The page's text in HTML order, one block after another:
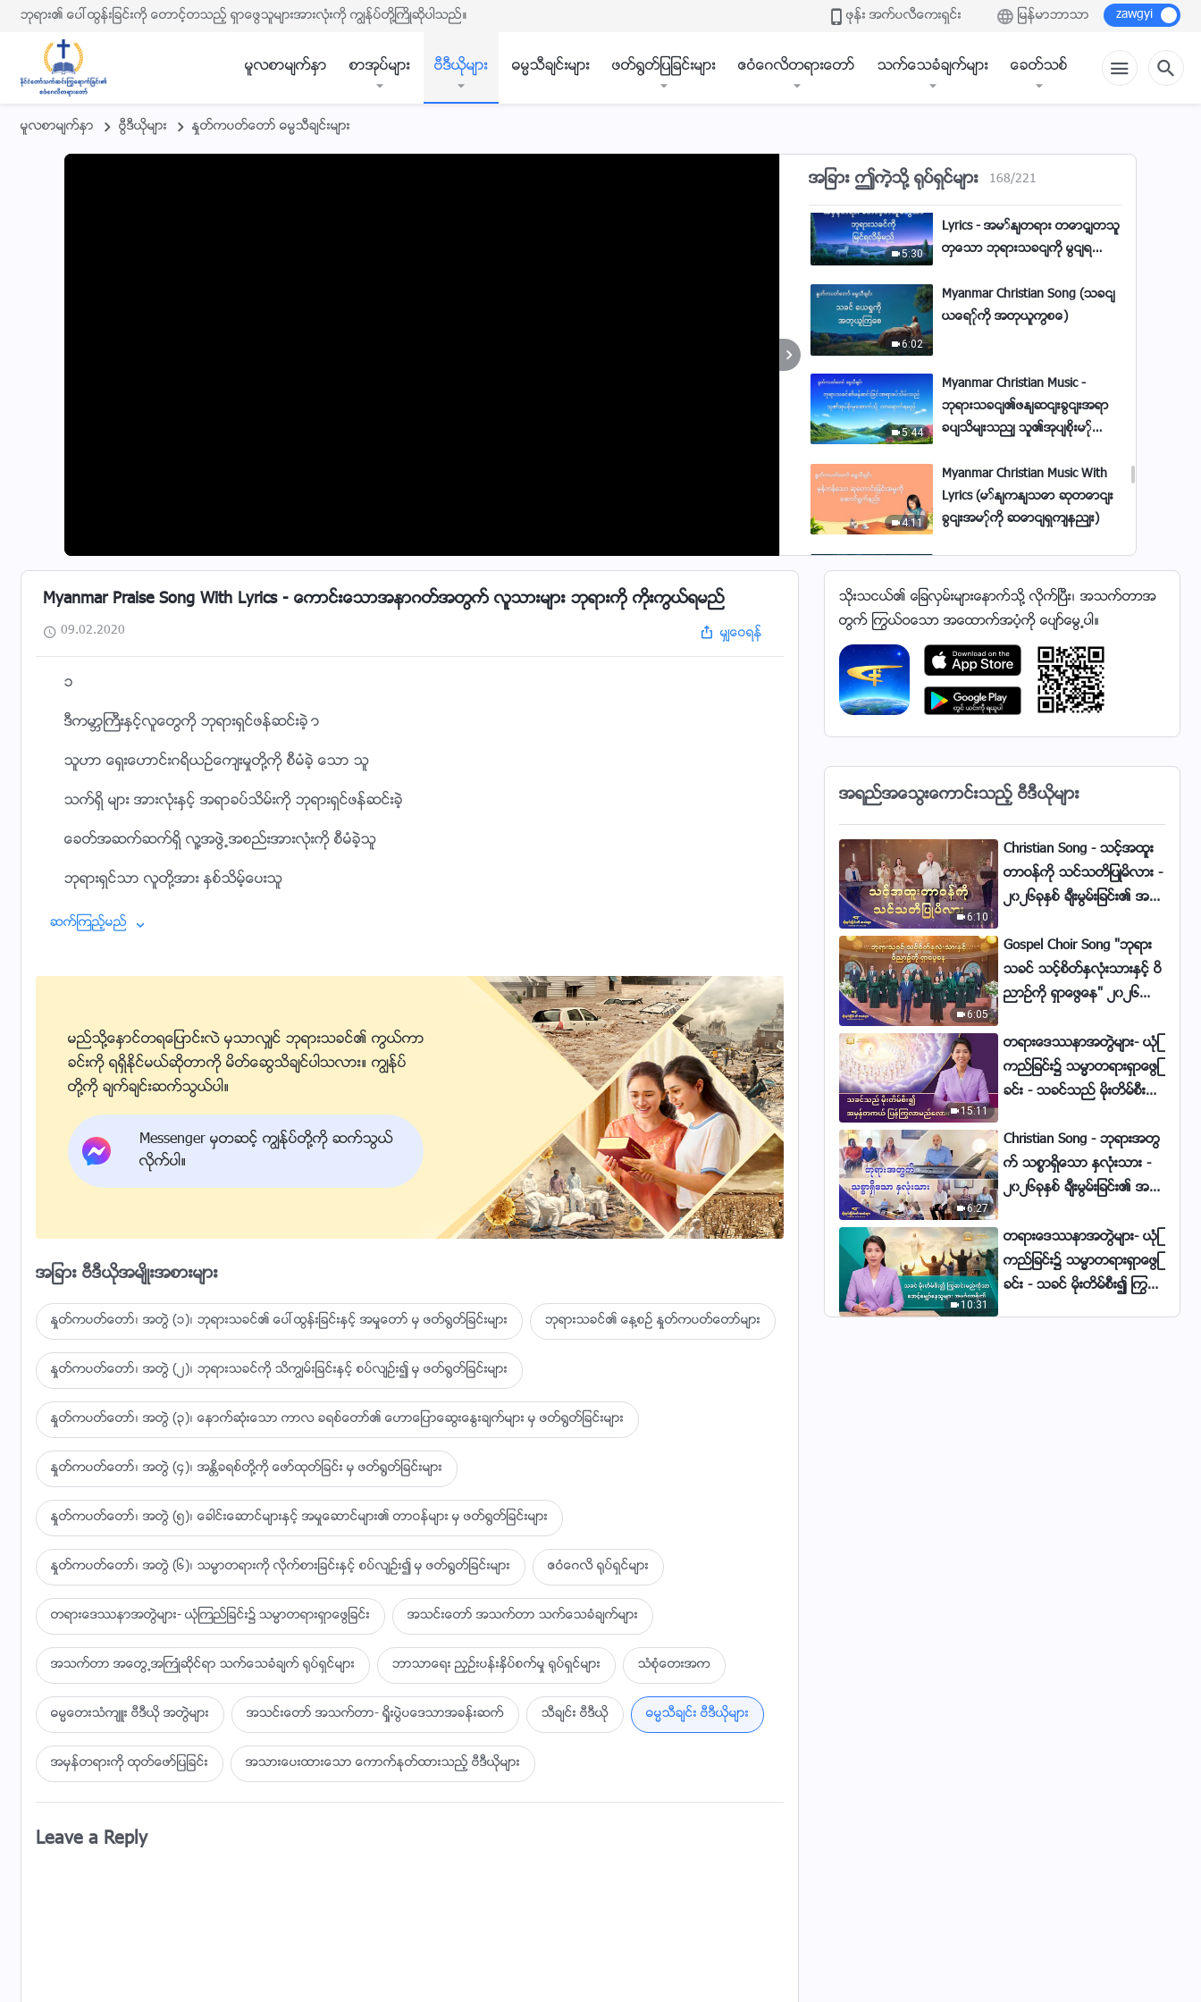
ဘုရား၏ ေပၚထြန္းျခင္းကို ေတာင့္တသည့္ ရွာေဖြသူမ်ားအားလုံးကို ကြၽန္ုပ္တို႔ႀကိဳဆိုပါသည္။ ဖုန္း အက္ပလီေကးရွင္း ျမန္မာဘာသာ
မူလစာမ်က္ႏွာ စာအုပ္မ်ား ဗီဒီယိုမ်ား ဓမၼသီခ်င္းမ်ား ဖတ္႐ြတ္ျပျခင္းမ်ား ဧဝံေဂလိတရားေတာ္ သက္ေသခံခ်က္မ်ား ေခတ္သစ္
မူလစာမ်က္ႏွာ ဗြီဒီယိုမ်ား ႏႈတ္ကပတ္ေတာ္ ဓမၼသီခ်င္းမ်ား
အျခား ဤကဲ့သို႔ ႐ုပ္ရွင္မ်ား 168/221
4:52
Myanmar Praise Song With
တို့ လိုက်လျှောက်သင့်သော
အတွက် လူသားများ ဘုရားကို
ကိုးကွယ်ရမည်
5:30
Myanmar Praise Song With
Lyrics - အမှန်တရား တောင့်တသူ
တွေသာ ဘုရားသခင်ကို မြင်ရ
6:02
Myanmar Christian Song (သခင်
ယေရှုကို အတုယူကြစေ)
5:44
Myanmar Christian Music -
ဘုရားသခင်၏ဖန်ဆင်းခြင်းအရာ
ခပ်သိမ်းသည် သူ၏အုပ်စိုးမှု
4:11
Myanmar Christian Music With
Lyrics (မှန်ကန်သော ဆုတောင်း
ခြင်းအမှုကို ဆောင်ရွက်နည်း)
1:14:22
4:00
Myanmar Christian Music With
Lyrics - မှန်ကန်သော ဘဝလမ်း
ပေါ်သို့ ကျွန်ုပ်တို့ ဝင်ရောက်ခဲ့ပြီ
5:03
Lyrics - ဘုရားဟာလူသားတို့
အတွက် ပိုလှပတဲ့မနက်ဖြန်ကို
ဖန်ဆင်းပေး
4:27
Lyrics - ဘုရား၏လူအားလုံး စိတ်
ခံစားချက်တို့ကို ရင်ဖွင့်
4:34
Myanmar Gospel Music - ဘုရား
ပေါ်ထွန်းခြင်း၏ရည်ရွယ်ချက်
3:38
Myanmar Christian Song With
Lyrics - ဘုရားသခင်ကို သိကျွမ်း
ခြင်း အကျိုးရလဒ်
5:16
Myanmar Praise Song -
ဘုရားသခင်၏ဒဏ်ခတ်ခြင်းနှင့်
စစ်ကြောခြင်းကို ချစ်ခြင်းမေတ္တာ
ဟူ၍ သိမှတ်ပါ
3:49
Myanmar Praise Song With
Lyrics - ဘုရားသခင်ရဲ့သြဇာ
အာဏာ အတုမရှိ
Myanmar Christian Song - အရာ
အားလုံးထက် ဘုရားအပေါ် သင်
Myanmar Praise Song With Lyrics - ေကာင္းေသာအနာဂတ္အတြက္ လူသားမ်ား ဘုရားကို ကိုးကြယ္ရမည္
09.02.2020 မွ်ေဝရန္
၁
ဒီကမာၻႀကီးႏွင့္လူေတြကို ဘုရားရွင္ဖန္ဆင္းခဲ့ ာ
သူဟာ ေရွးေဟာင္းဂရိယဥ္ေက်းမႈတို႔ကို စီမံခဲ့ ေသာ သူ
သက္ရွိ မ်ား အားလုံးႏွင့္ အရာခပ္သိမ္းကို ဘုရားရွင္ဖန္ဆင္းခဲ့
ေခတ္အဆက္ဆက္ရွိ လူ႔အဖြဲ႕အစည္းအားလုံးကို စီမံခဲ့သူ
ဘုရားရွင္သာ လူတို႔အား ႏွစ္သိမ့္ေပးသူ
ေန႔ညမျပတ္ သူတို႔အား ေစာင့္ေရွာက္ သူ
ကုန္လြန္ၿပီးေသာ ျဖစ္လတၱံ့ေသာ အရာမ်ားအားလုံးသည္
ဘုရား၏ စီမံမႈေအာက္တြင္ရွိ
တိုင္းႏိုင္ငံေတြေပၚထြန္းဖို႔ က်ဆုံးသြားဖို႔ ဘုရားရွင္မိန္႔ဆို၍
ထိုကံၾကမၼာေတြအားလုံးသိျမင္ေန
ဘုရားရွင္တစ္ပါး သာ လူ႔ကံၾကမၼာကို ျမင္သိႏိုင္
သူသာလွ်င္လူသားတို႔ လမ္းကိုထိန္းကြပ္ႏိုင္သူ
ေကာင္းေသာ အနာဂတ္ကို ရွာေဖြသူအားလုံး သည္
ဦးၫႊတ္ ဒူးေထာက္ ဝန္ခံ
ဘုရားရွင္တစ္ပါးသာ လူသားတို႔ ကံၾကမၼာကိုသိျမင္
သူသာလွ်င္လူတို႔ လမ္းခရီး ကိုထိန္းကြပ္ႏိုင္သူ
သို႔ေသာ္လည္း ေနာင္တမရသူမ်ားအတြက္
ေသခ်ာတဲ့ ေၾကကြဲစရာ နိဂုံးက ေစာင့္ေမွ်ာ္ေန၊ ေစာင့္ေမွ်ာ္ေန
သိုးသငယ္ေနာက္လိုက္ၿပီး သီခ်င္းအသစ္မ်ားကိုသီဆိုပါ မွ
ဆက္ၾကည့္မည္
မည္သို႔ေႏွာင္တရေျပာင္းလဲ မွသာလွ်င္ ဘုရားသခင္၏ ကြယ္ကာျ
ခင္းကို ရရွိႏိုင္မယ္ဆိုတာကို မိတ္ေဆြသိခ်င္ပါသလား။ ကြၽန္ုပ္
တို႔ကို ခ်က္ခ်င္းဆက္သြယ္ပါ။
Messenger မွတဆင့္ ကြၽန္ုပ္တို႔ကို ဆက္သြယ္
လိုက္ပါ။
အျခား ဗီဒီယိုအမ်ိဳးအစားမ်ား
ႏႈတ္ကပတ္ေတာ္၊ အတြဲ (၁)၊ ဘုရားသခင္၏ ေပၚထြန္းျခင္းႏွင့္ အမႈေတာ္ မွ ဖတ္႐ြတ္ျခင္းမ်ား ဘုရားသခင္၏ ေန႔စဥ္ ႏႈတ္ကပတ္ေတာ္မ်ား
ႏႈတ္ကပတ္ေတာ္၊ အတြဲ (၂)၊ ဘုရားသခင္ကို သိကြၽမ္းျခင္းႏွင့္ စပ္လ်ဥ္း၍ မွ ဖတ္႐ြတ္ျခင္းမ်ား
ႏႈတ္ကပတ္ေတာ္၊ အတြဲ (၃)၊ ေနာက္ဆုံးေသာ ကာလ ခရစ္ေတာ္၏ ေဟာေျပာေဆြးေႏြးခ်က္မ်ား မွ ဖတ္႐ြတ္ျခင္းမ်ား
ႏႈတ္ကပတ္ေတာ္၊ အတြဲ (၄)၊ အႏၲိခရစ္တို႔ကို ေဖာ္ထုတ္ျခင္း မွ ဖတ္႐ြတ္ျခင္းမ်ား
ႏႈတ္ကပတ္ေတာ္၊ အတြဲ (၅)၊ ေခါင္းေဆာင္မ်ားႏွင့္ အမႈေဆာင္မ်ား၏ တာဝန္မ်ား မွ ဖတ္႐ြတ္ျခင္းမ်ား
ႏႈတ္ကပတ္ေတာ္၊ အတြဲ (၆)၊ သမၼာတရားကို လိုက္စားျခင္းႏွင့္ စပ္လ်ဥ္း၍ မွ ဖတ္႐ြတ္ျခင္းမ်ား ဧဝံေဂလိ ႐ုပ္ရွင္မ်ား
တရားေဒႆနာအတြဲမ်ား- ယုံၾကည္ျခင္း၌ သမၼာတရားရွာေဖြျခင္း အသင္းေတာ္ အသက္တာ သက္ေသခံခ်က္မ်ား
အသက္တာ အေတြ႕အႀကဳံဆိုင္ရာ သက္ေသခံခ်က္ ႐ုပ္ရွင္မ်ား ဘာသာေရး ညႇဥ္းပန္းႏွိပ္စက္မႈ ႐ုပ္ရွင္မ်ား သံစုံေတးအက
ဓမၼေတးသံက်ဴး ဗီဒီယို အတြဲမ်ား အသင္းေတာ္ အသက္တာ- ရႈိးပြဲပေဒသာအခန္းဆက္ သီခ်င္း ဗီဒီယို ဓမၼသီခ်င္း ဗီဒီယိုမ်ား
အမွန္တရားကို ထုတ္ေဖာ္ျပျခင္း အသားေပးထားေသာ ေကာက္ႏုတ္ထားသည့္ ဗီဒီယိုမ်ား
Leave a Reply
သိုးသငယ္၏ ေျခလွမ္းမ်ားေနာက္သို႔ လိုက္ၿပီး၊ အသက္တာအ
တြက္ ႂကြယ္ဝေသာ အေထာက္အပံ့ကို ေပ်ာ္ေမြ႕ပါ။
အရည္အေသြးေကာင္းသည့္ ဗီဒီယိုမ်ား
6:10
Christian Song - သင့္အထူး
တာဝန္ကို သင္သတိျပဳမိလား -
၂၀၂၆ခုႏွစ္ ခ်ီးမြမ္းျခင္း၏ အသံ
6:05
Gospel Choir Song "ဘုရား
သခင္ သင့္စိတ္ႏွလုံးသားႏွင့္ ဝိ
ညာဥ္ကို ရွာေဖြေန" ၂၀၂၆ခုႏွစ္
15:11
တရားေဒႆနာအတြဲမ်ား- ယုံၾ
ကည္ျခင္း၌ သမၼာတရားရွာေဖြျ
ခင္း - သခင္သည္ မိုးတိမ္စီး၍
ည္ေလာ။
6:27
Christian Song - ဘုရားအတြ
က္ သစၥာရွိေသာ ႏွလုံးသား -
၂၀၂၆ခုႏွစ္ ခ်ီးမြမ္းျခင္း၏ အသံ
10:31
တရားေဒႆနာအတြဲမ်ား- ယုံၾ
ကည္ျခင္း၌ သမၼာတရားရွာေဖြျ
ခင္း - သခင္ မိုးတိမ္စီး၍ ႂကြဆ